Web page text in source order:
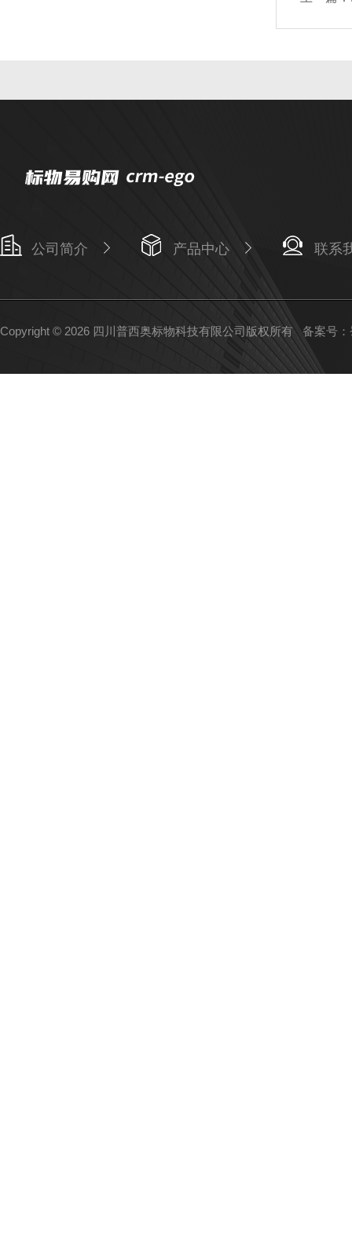
公司简介 产品中心 联系
Copyright © 2026 四川普西奥标物科技有限公司版权所有 备案号：